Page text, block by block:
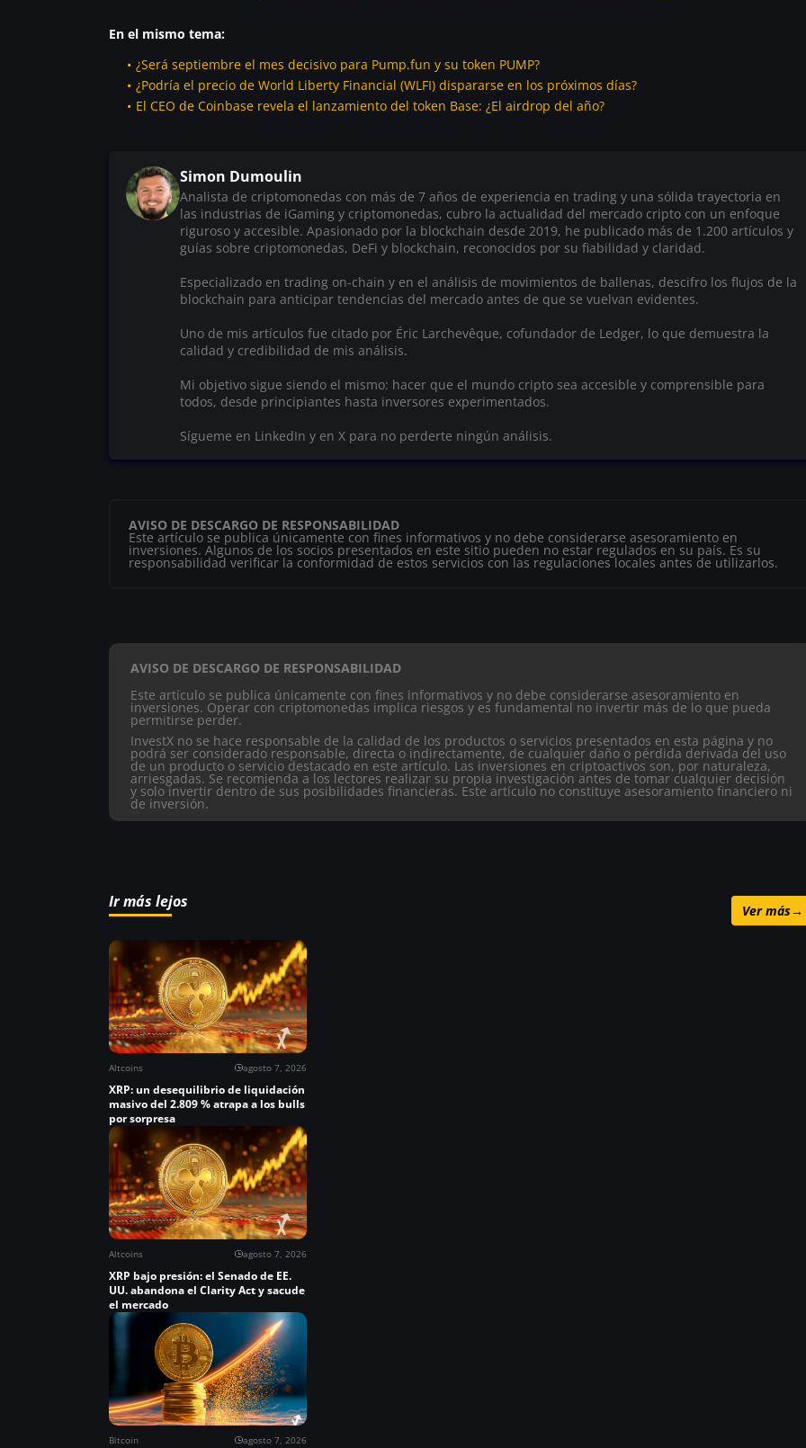
En el mismo tema:
¿Será septiembre el mes decisivo para Pump.fun y su token PUMP?
¿Podría el precio de World Liberty Financial (WLFI) dispararse en los próximos días?
El CEO de Coinbase revela el lanzamiento del token Base: ¿El airdrop del año?
Simon Dumoulin
Analista de criptomonedas con más de 7 años de experiencia en trading y una sólida trayectoria en
las industrias de iGaming y criptomonedas, cubro la actualidad del mercado cripto con un enfoque
riguroso y accesible. Apasionado por la blockchain desde 2019, he publicado más de 1.200 artículos y
guías sobre criptomonedas, DeFi y blockchain, reconocidos por su fiabilidad y claridad.
Especializado en trading on-chain y en el análisis de movimientos de ballenas, descifro los flujos de la
blockchain para anticipar tendencias del mercado antes de que se vuelvan evidentes.
Uno de mis artículos fue citado por Éric Larchevêque, cofundador de Ledger, lo que demuestra la
calidad y credibilidad de mis análisis.
Mi objetivo sigue siendo el mismo: hacer que el mundo cripto sea accesible y comprensible para
todos, desde principiantes hasta inversores experimentados.
Sígueme en LinkedIn y en X para no perderte ningún análisis.
AVISO DE DESCARGO DE RESPONSABILIDAD
Este artículo se publica únicamente con fines informativos y no debe considerarse asesoramiento en
inversiones. Algunos de los socios presentados en este sitio pueden no estar regulados en su país. Es su
responsabilidad verificar la conformidad de estos servicios con las regulaciones locales antes de utilizarlos.
AVISO DE DESCARGO DE RESPONSABILIDAD
Este artículo se publica únicamente con fines informativos y no debe considerarse asesoramiento en
inversiones. Operar con criptomonedas implica riesgos y es fundamental no invertir más de lo que pueda
permitirse perder.
InvestX no se hace responsable de la calidad de los productos o servicios presentados en esta página y no
podrá ser considerado responsable, directa o indirectamente, de cualquier daño o pérdida derivada del uso
de un producto o servicio destacado en este artículo. Las inversiones en criptoactivos son, por naturaleza,
arriesgadas. Se recomienda a los lectores realizar su propia investigación antes de tomar cualquier decisión
y solo invertir dentro de sus posibilidades financieras. Este artículo no constituye asesoramiento financiero ni
de inversión.
Ir más lejos Ver más→
Altcoins agosto 7, 2026
XRP: un desequilibrio de liquidación
masivo del 2.809 % atrapa a los bulls
por sorpresa
Altcoins agosto 7, 2026
XRP bajo presión: el Senado de EE.
UU. abandona el Clarity Act y sacude
el mercado
Bitcoin agosto 7, 2026